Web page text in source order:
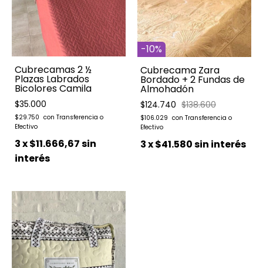
Cubrecamas 2 ½
Plazas Labrados
Bicolores Camila
$35.000
$29.750
3x$11.666,67sin
interés
-10%
Cubrecama Zara
Bordado + 2 Fundas de
Almohadón
$124.740 $138.600
$106.029
3x$41.580sin interés